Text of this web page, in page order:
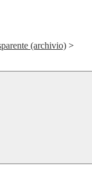
(archivio) >